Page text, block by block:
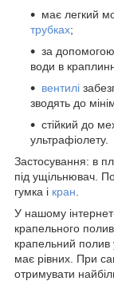
має легкий
трубках;
за
води в
вентилі
зводять до
стійкий до
ультрафіолету.
Застосування: в
під ущільнювач.
гумка і кран
У нашому
крапельного
крапельний полив
має рівних. При
отримувати